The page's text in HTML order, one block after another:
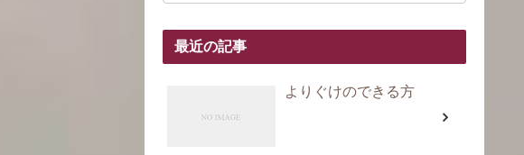
最近の記事
よりぐけのできる方